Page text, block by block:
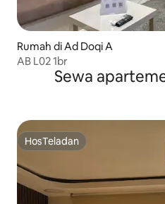
Rumah di Ad Doqi A
AB L02 1br
Sewa
HosTeladan
HosTeladan